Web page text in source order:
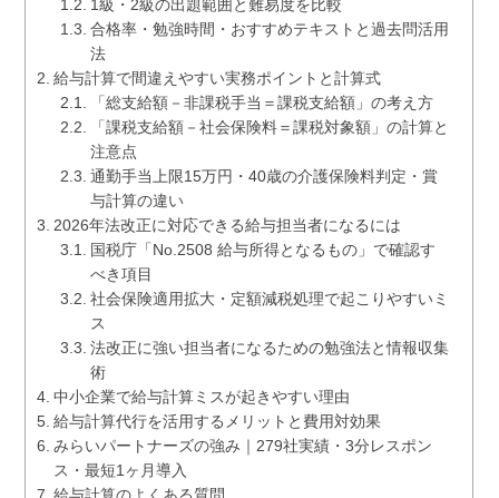
1級・2級の出題範囲と難易度を比較
合格率・勉強時間・おすすめテキストと過去問活用
法
給与計算で間違えやすい実務ポイントと計算式
「総支給額－非課税手当＝課税支給額」の考え方
「課税支給額－社会保険料＝課税対象額」の計算と
注意点
通勤手当上限15万円・40歳の介護保険料判定・賞
与計算の違い
2026年法改正に対応できる給与担当者になるには
国税庁「No.2508 給与所得となるもの」で確認す
べき項目
社会保険適用拡大・定額減税処理で起こりやすいミ
ス
法改正に強い担当者になるための勉強法と情報収集
術
中小企業で給与計算ミスが起きやすい理由
給与計算代行を活用するメリットと費用対効果
みらいパートナーズの強み｜279社実績・3分レスポン
ス・最短1ヶ月導入
給与計算のよくある質問